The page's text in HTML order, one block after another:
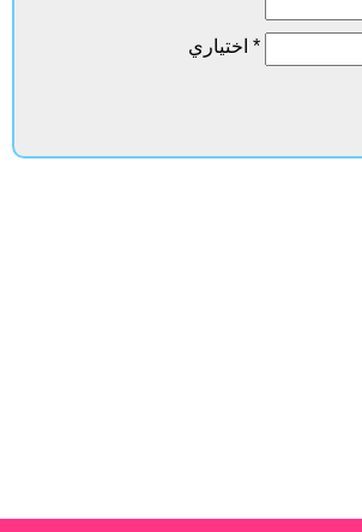
* اختياري